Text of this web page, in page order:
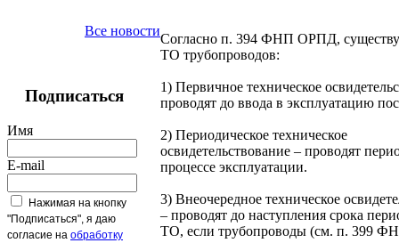
Все новости
Подписаться
Имя
E-mail
Нажимая на кнопку
"Подписаться", я даю
согласие на обработку
Согласно п. 394 ФНП ОРПД,
ТО трубопроводов:
1) Первичное техническое
проводят до ввода в эксплуатацию
2) Периодическое техническое
освидетельствование – проводят
процессе эксплуатации.
3) Внеочередное техническое
– проводят до наступления срока
ТО, если трубопроводы (см. п. 399